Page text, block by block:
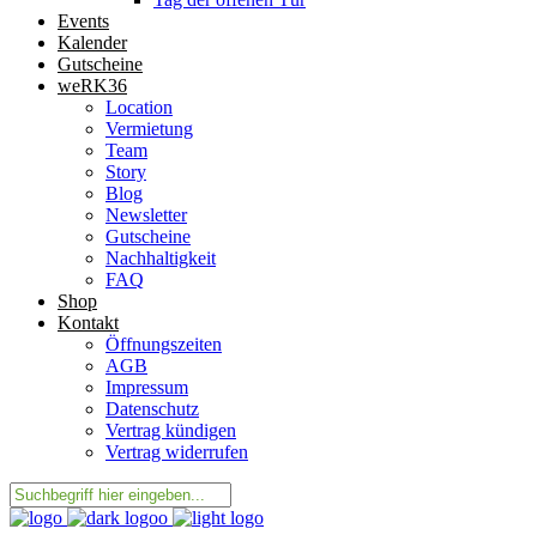
Events
Kalender
Gutscheine
weRK36
Location
Vermietung
Team
Story
Blog
Newsletter
Gutscheine
Nachhaltigkeit
FAQ
Shop
Kontakt
Öffnungszeiten
AGB
Impressum
Datenschutz
Vertrag kündigen
Vertrag widerrufen